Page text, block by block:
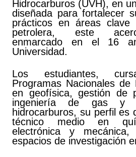
Hidrocarburos (UVH), en
diseñada para fortalecer
prácticos en áreas clave
petrolera, este
enmarcado en el 16
Universidad.
Los estudiantes,
Programas Nacionales de
en geofísica, gestión de
ingeniería de gas y
hidrocarburos, su perfil es
técnico medio en
electrónica y mecánica,
espacios de investigación